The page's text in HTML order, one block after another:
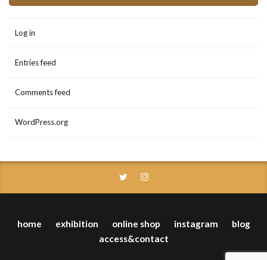
Log in
Entries feed
Comments feed
WordPress.org
home exhibition online shop instagram
blog
access&contact